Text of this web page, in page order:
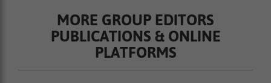
MORE GROUP EDITORS
PUBLICATIONS & ONLINE
PLATFORMS